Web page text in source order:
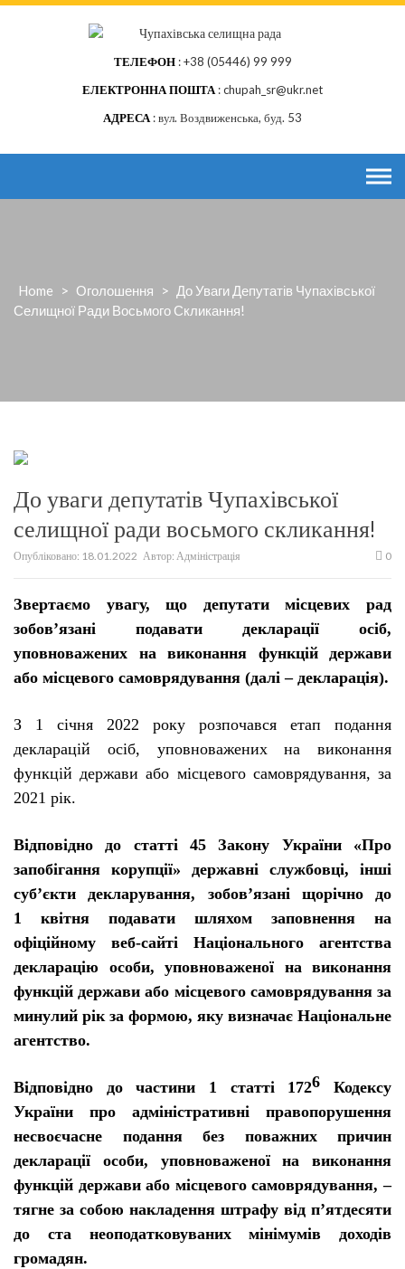
Skip
ТЕЛЕФОН +38 (05446) 99 999
ЕЛЕКТРОННА ПОШТА chupah_sr@ukr.net
АДРЕСА вул. Воздвиженська, буд. 53
Home > Оголошення > До Уваги Депутатів Чупахівської
Селищної Ради Восьмого Скликання!
До уваги депутатів Чупахівської
селищної ради восьмого скликання!
Опубліковано: 18.01.2022 Автор: Адміністрація 0
Звертаємо увагу, що депутати місцевих рад
зобов’язані подавати декларації осіб,
уповноважених на виконання функцій держави
або місцевого самоврядування (далі – декларація).
З 1 січня 2022 року розпочався етап подання
декларацій осіб, уповноважених на виконання
функцій держави або місцевого самоврядування, за
2021 рік.
Відповідно до статті 45 Закону України «Про
запобігання корупції» державні службовці, інші
суб’єкти декларування, зобов’язані щорічно до
1 квітня подавати шляхом заповнення на
офіційному веб-сайті Національного агентства
декларацію особи, уповноваженої на виконання
функцій держави або місцевого самоврядування за
минулий рік за формою, яку визначає Національне
агентство.
Відповідно до частини 1 статті 1726 Кодексу
України про адміністративні правопорушення
несвоєчасне подання без поважних причин
декларації особи, уповноваженої на виконання
функцій держави або місцевого самоврядування, –
тягне за собою накладення штрафу від п’ятдесяти
до ста неоподатковуваних мінімумів доходів
громадян.